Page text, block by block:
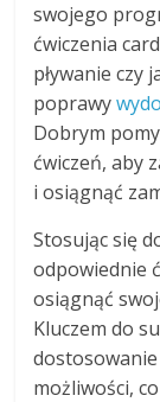
swojego
ćwiczenia
pływanie czy
poprawy
Dobrym
ćwiczeń, aby
i osiągnąć
Stosując się
odpowiednie
osiągnąć
Kluczem do
możliwości,